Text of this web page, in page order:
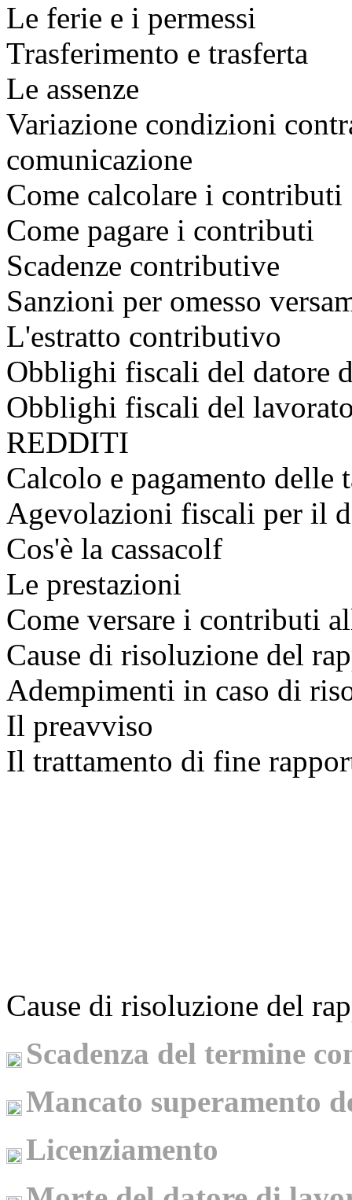
Le ferie e i permessi
Trasferimento e trasferta
Le assenze
Variazione condizioni
comunicazione
Come calcolare i contributi
Come pagare i contributi
Scadenze contributive
Sanzioni per omesso
L'estratto contributivo
Obblighi fiscali del datore
Obblighi fiscali del
REDDITI
Calcolo e pagamento delle
Agevolazioni fiscali per il
Cos'è la cassacolf
Le prestazioni
Come versare i contributi
Cause di risoluzione del
Adempimenti in caso di
Il preavviso
Il trattamento di fine
Cause di risoluzione del
Scadenza del termine
Mancato superamento
Licenziamento